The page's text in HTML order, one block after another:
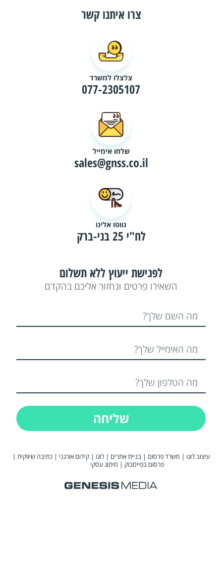
צרו איתנו קשר
צלצלו למשרד
077-2305107
שלחו אימייל
sales@gnss.co.il
נווטו אלינו
לח"י 25 בני-ברק
לפגישת ייעוץ ללא תשלום
השאירו פרטים ונחזור אליכם בהקדם
שליחה
עיצוב לוגו | משרד פרסום | בניית אתרים |לוגו |קידום אורגני |כתיבה שיווקית |
פרסום בפייסבוק | מיתוג עסקי